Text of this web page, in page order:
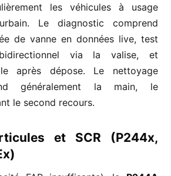
les véhicules à usage
Le diagnostic comprend
de vanne en données live, test
bidirectionnel via la valise, et
après dépose. Le nettoyage
généralement la main, le
le second recours.
et SCR (P244x,